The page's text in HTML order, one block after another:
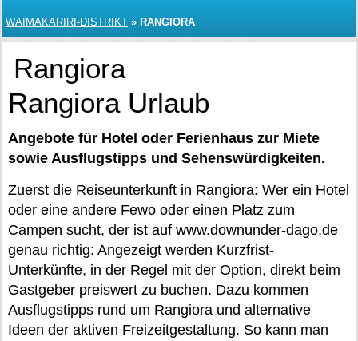
WAIMAKARIRI-DISTRIKT » RANGIORA
Rangiora
Rangiora Urlaub
Angebote für Hotel oder Ferienhaus zur Miete
sowie Ausflugstipps und Sehenswürdigkeiten.
Zuerst die Reiseunterkunft in Rangiora: Wer ein Hotel
oder eine andere Fewo oder einen Platz zum
Campen sucht, der ist auf www.downunder-dago.de
genau richtig: Angezeigt werden Kurzfrist-
Unterkünfte, in der Regel mit der Option, direkt beim
Gastgeber preiswert zu buchen. Dazu kommen
Ausflugstipps rund um Rangiora und alternative
Ideen der aktiven Freizeitgestaltung. So kann man